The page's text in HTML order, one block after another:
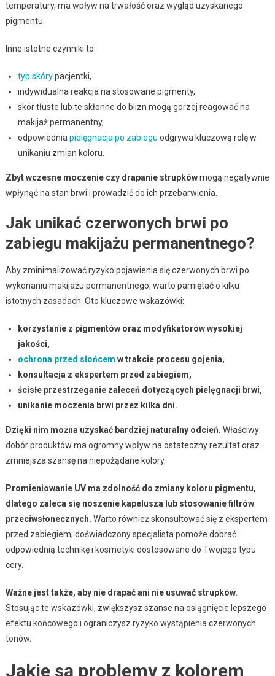
temperatury, ma wpływ na trwałość oraz wygląd uzyskanego
pigmentu.
Inne istotne czynniki to:
typ skórypacjentki,
indywidualna reakcja na stosowane pigmenty,
skór tłuste lub te skłonne do blizn mogą gorzej reagować na
makijaż permanentny,
odpowiednia pielęgnacja po zabiegu odgrywa kluczową rolę w
unikaniu zmian koloru.
Zbyt wczesne moczenie czy drapanie strupkówmogą negatywnie
wpłynąć na stan brwi i prowadzić do ich przebarwienia.
Jak unikać czerwonych brwi po
zabiegu makijażu permanentnego?
Aby zminimalizować ryzyko pojawienia się czerwonych brwi po
wykonaniu makijażu permanentnego, warto pamiętać o kilku
istotnych zasadach. Oto kluczowe wskazówki:
korzystanie z pigmentów oraz modyfikatorów wysokiej
jakości,
ochrona przed słońcem w trakcie procesu gojenia,
konsultacja z ekspertem przed zabiegiem,
ścisłe przestrzeganie zaleceń dotyczących pielęgnacji brwi,
unikanie moczenia brwi przez kilka dni.
Dzięki nim można uzyskać bardziej naturalny odcień. Właściwy
dobór produktów ma ogromny wpływ na ostateczny rezultat oraz
zmniejsza szansę na niepożądane kolory.
Promieniowanie UV ma zdolność do zmiany koloru pigmentu,
dlatego zaleca się noszenie kapelusza lub stosowanie filtrów
przeciwsłonecznych. Warto również skonsultować się z ekspertem
przed zabiegiem; doświadczony specjalista pomoże dobrać
odpowiednią technikę i kosmetyki dostosowane do Twojego typu
cery.
Ważne jest także, aby nie drapać ani nie usuwać strupków.
Stosując te wskazówki, zwiększysz szanse na osiągnięcie lepszego
efektu końcowego i ograniczysz ryzyko wystąpienia czerwonych
tonów.
Jakie są problemy z kolorem